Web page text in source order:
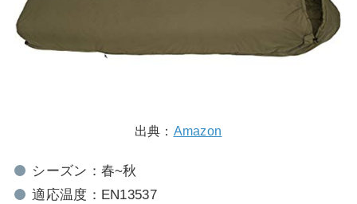
出典： Amazon
シーズン：春~秋
適応温度：EN13537